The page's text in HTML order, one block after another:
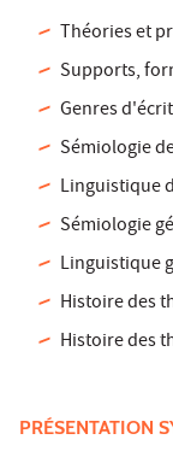
Théories et
Supports,
Genres
Sémiologie
Linguistique
Sémiologie
Linguistique
Histoire des
Histoire des
PRÉSENTATION